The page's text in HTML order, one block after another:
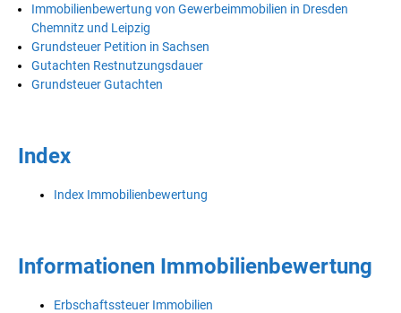
Immobilienbewertung von Gewerbeimmobilien in Dresden
Chemnitz und Leipzig
Grundsteuer Petition in Sachsen
Gutachten Restnutzungsdauer
Grundsteuer Gutachten
Index
Index Immobilienbewertung
Informationen Immobilienbewertung
Erbschaftssteuer Immobilien